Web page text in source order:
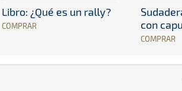
Libro: ¿Qué es un rally?
COMPRAR
con
COMPRAR